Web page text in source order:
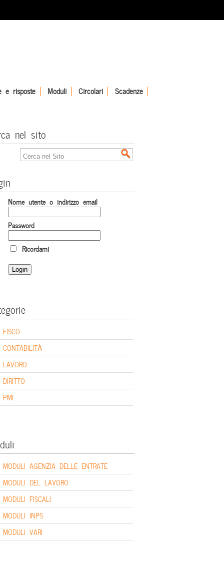
e risposte Moduli Circolari Scadenze
nel sito
Nome utente o indirizzo email
Password
Ricordami
FISCO
CONTABILITÀ
LAVORO
DIRITTO
PMI
MODULI AGENZIA DELLE ENTRATE
MODULI DEL LAVORO
MODULI FISCALI
MODULI INPS
MODULI VARI